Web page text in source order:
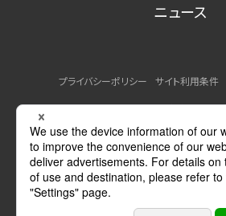
ニュース
プライバシーポリシー サイト利用条件
MSDSの提供について